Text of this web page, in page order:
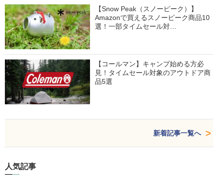
【Snow Peak（スノーピーク）】
Amazonで買えるスノーピーク商品10
選！一部タイムセール対…
【コールマン】キャンプ始める方必
見！タイムセール対象のアウトドア商
品5選
新着記事一覧へ
人気記事